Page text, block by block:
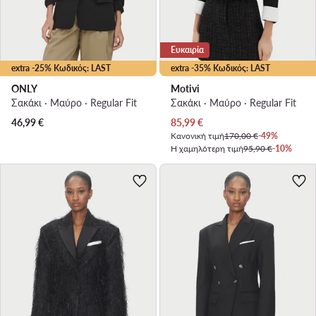
extra -25% Κωδικός: LAST
ONLY
Σακάκι · Μαύρο · Regular Fit
46,99€
extra -35% Κωδικός: LAST
Ευκαιρία
Motivi
Σακάκι · Μαύρο · Regular Fit
Τρέχουσα τιμή
85,99€
Κανονική τιμή170,00 €-49%
Η χαμηλότερη τιμή95,90 €-10%